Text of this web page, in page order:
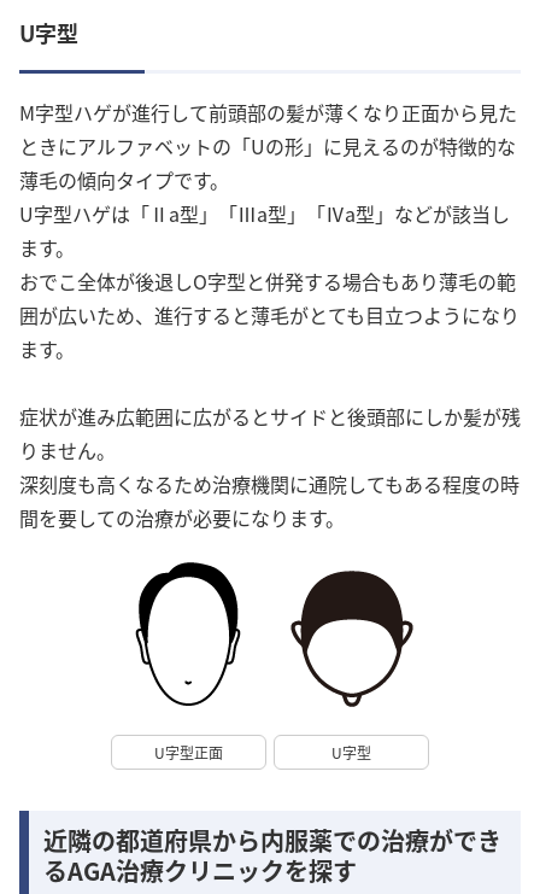
U字型
M字型ハゲが進行して前頭部の髪が薄くなり正面から見た
ときにアルファベットの「Uの形」に見えるのが特徴的な
薄毛の傾向タイプです。
U字型ハゲは「Ⅱa型」「Ⅲa型」「Ⅳa型」などが該当し
ます。
おでこ全体が後退しO字型と併発する場合もあり薄毛の範
囲が広いため、進行すると薄毛がとても目立つようになり
ます。
症状が進み広範囲に広がるとサイドと後頭部にしか髪が残
りません。
深刻度も高くなるため治療機関に通院してもある程度の時
間を要しての治療が必要になります。
U字型正面 U字型
近隣の都道府県から内服薬での治療ができ
るAGA治療クリニックを探す